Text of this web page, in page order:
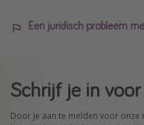
Een juridisch probleem
Schrijf je in
Door je aan te melden voor